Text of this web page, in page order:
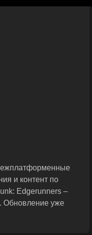
и контент по
Edgerunners –
Обновление уже